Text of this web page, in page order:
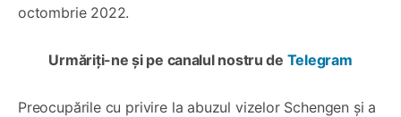
octombrie 2022.
Urmăriți-ne și pe canalul nostru de Telegram
Preocupările cu privire la abuzul vizelor Schengen și a